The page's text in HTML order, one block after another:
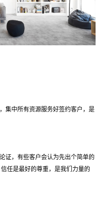
集中所有资源服务好签约客户，是
证，有些客户会认为先出个简单的
任是最好的尊重，是我们力量的